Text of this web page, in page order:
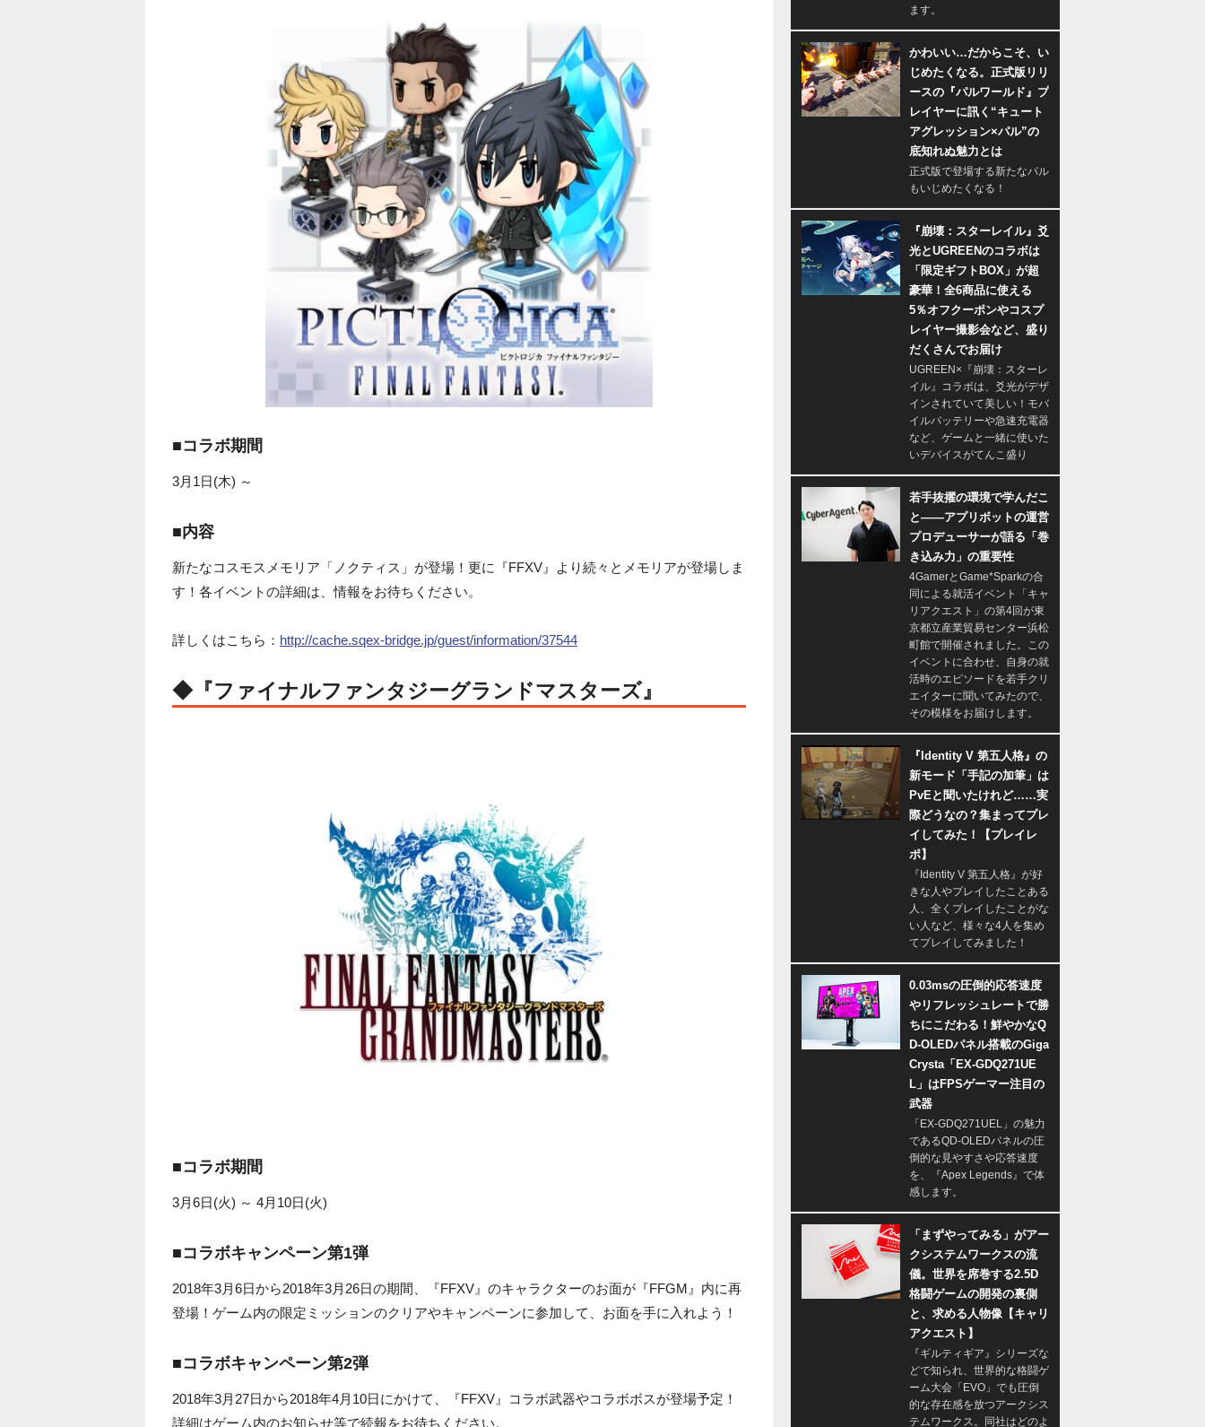
■コラボ期間
3月1日(木) ～
■内容
新たなコスモスメモリア「ノクティス」が登場！更に『FFXV』より続々とメモリアが登場しま
す！各イベントの詳細は、情報をお待ちください。
詳しくはこちら： http://cache.sqex-bridge.jp/guest/information/37544
◆『ファイナルファンタジーグランドマスターズ』
■コラボ期間
3月6日(火) ～ 4月10日(火)
■コラボキャンペーン第1弾
2018年3月6日から2018年3月26日の期間、『FFXV』のキャラクターのお面が『FFGM』内に再
登場！ゲーム内の限定ミッションのクリアやキャンペーンに参加して、お面を手に入れよう！
■コラボキャンペーン第2弾
2018年3月27日から2018年4月10日にかけて、『FFXV』コラボ武器やコラボボスが登場予定！
詳細はゲーム内のお知らせ等で続報をお待ちください。
ます。
かわいい…だからこそ、い
じめたくなる。正式版リリ
ースの『パルワールド』プ
レイヤーに訊く“キュート
アグレッション×パル”の
底知れぬ魅力とは
正式版で登場する新たなパル
もいじめたくなる！
『崩壊：スターレイル』爻
光とUGREENのコラボは
「限定ギフトBOX」が超
豪華！全6商品に使える
5％オフクーポンやコスプ
レイヤー撮影会など、盛り
だくさんでお届け
UGREEN×『崩壊：スターレ
イル』コラボは、爻光がデザ
インされていて美しい！モバ
イルバッテリーや急速充電器
など、ゲームと一緒に使いた
いデバイスがてんこ盛り
若手抜擢の環境で学んだこ
と――アプリボットの運営
プロデューサーが語る「巻
き込み力」の重要性
4GamerとGame*Sparkの合
同による就活イベント「キャ
リアクエスト」の第4回が東
京都立産業貿易センター浜松
町館で開催されました。この
イベントに合わせ、自身の就
活時のエピソードを若手クリ
エイターに聞いてみたので、
その模様をお届けします。
『Identity V 第五人格』の
新モード「手記の加筆」は
PvEと聞いたけれど……実
際どうなの？集まってプレ
イしてみた！【プレイレ
ポ】
『Identity V 第五人格』が好
きな人やプレイしたことある
人、全くプレイしたことがな
い人など、様々な4人を集め
てプレイしてみました！
0.03msの圧倒的応答速度
やリフレッシュレートで勝
ちにこだわる！鮮やかなQ
D-OLEDパネル搭載のGiga
Crysta「EX-GDQ271UE
L」はFPSゲーマー注目の
武器
「EX-GDQ271UEL」の魅力
であるQD-OLEDパネルの圧
倒的な見やすさや応答速度
を、『Apex Legends』で体
感します。
「まずやってみる」がアー
クシステムワークスの流
儀。世界を席巻する2.5D
格闘ゲームの開発の裏側
と、求める人物像【キャリ
アクエスト】
『ギルティギア』シリーズな
どで知られ、世界的な格闘ゲ
ーム大会「EVO」でも圧倒
的な存在感を放つアークシス
テムワークス。同社はどのよ